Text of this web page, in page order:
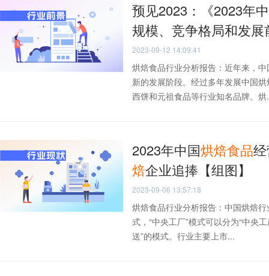
预见2023：《2023年
规模、竞争格局和发展
2023-09-12 14:09:41
烘焙食品行业分析报告：近年来，
新的发展阶段。经过多年发展中国
西饼和元祖食品等行业知名品牌。烘
2023年中国烘焙食品
焙企业追捧【组图】
2023-09-06 13:57:18
烘焙食品行业分析报告：中国烘焙行
式，“中央工厂”模式可以分为“中央
送”的模式。行业主要上市...